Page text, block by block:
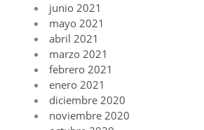
junio 2021
mayo 2021
abril 2021
marzo 2021
febrero 2021
enero 2021
diciembre 2020
noviembre 2020